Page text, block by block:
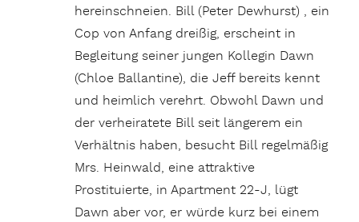
hereinschneien. Bill (Peter Dewhurst) , ein
Cop von Anfang dreißig, erscheint in
Begleitung seiner jungen Kollegin Dawn
(Chloe Ballantine), die Jeff bereits kennt
und heimlich verehrt. Obwohl Dawn und
der verheiratete Bill seit längerem ein
Verhältnis haben, besucht Bill regelmäßig
Mrs. Heinwald, eine attraktive
Prostituierte, in Apartment 22-J, lügt
Dawn aber vor, er würde kurz bei einem